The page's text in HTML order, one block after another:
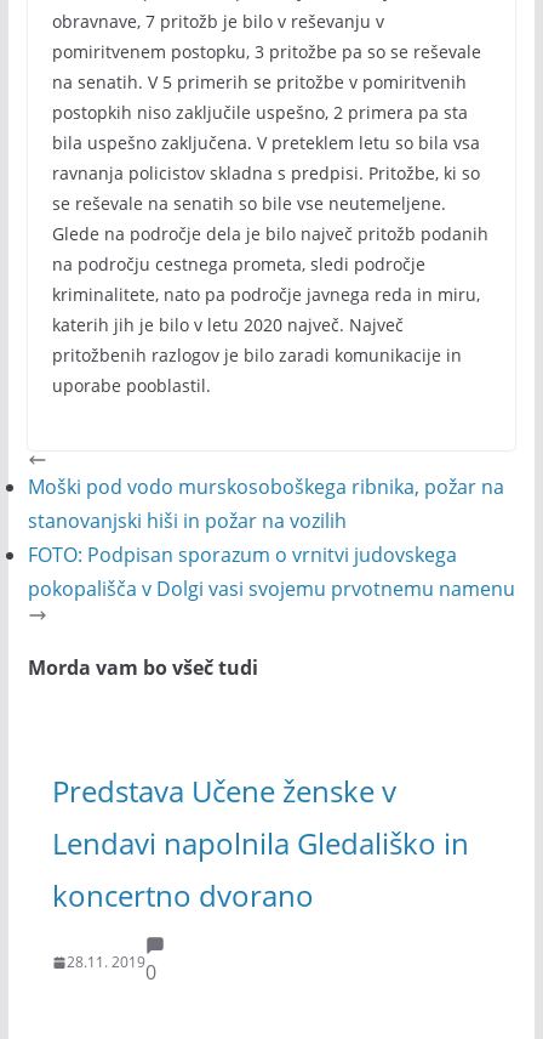
obravnave, 7 pritožb je bilo v reševanju v
pomiritvenem postopku, 3 pritožbe pa so se reševale
na senatih. V 5 primerih se pritožbe v pomiritvenih
postopkih niso zaključile uspešno, 2 primera pa sta
bila uspešno zaključena. V preteklem letu so bila vsa
ravnanja policistov skladna s predpisi. Pritožbe, ki so
se reševale na senatih so bile vse neutemeljene.
Glede na področje dela je bilo največ pritožb podanih
na področju cestnega prometa, sledi področje
kriminalitete, nato pa področje javnega reda in miru,
katerih jih je bilo v letu 2020 največ. Največ
pritožbenih razlogov je bilo zaradi komunikacije in
uporabe pooblastil.
Moški pod vodo murskosoboškega ribnika, požar na
stanovanjski hiši in požar na vozilih
FOTO: Podpisan sporazum o vrnitvi judovskega
pokopališča v Dolgi vasi svojemu prvotnemu namenu
Morda vam bo všeč tudi
Predstava Učene ženske v
Lendavi napolnila Gledališko in
koncertno dvorano
28.11. 20190